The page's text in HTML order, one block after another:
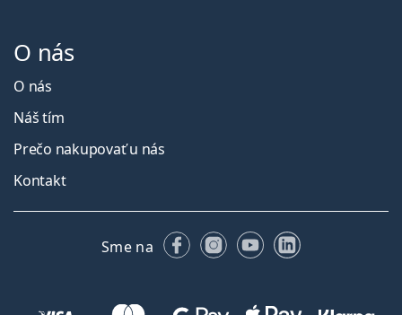
O nás
O nás
Náš tím
Prečo nakupovať u nás
Kontakt
Sme na FacebookuInstagrame
YouTubeLinkedIn